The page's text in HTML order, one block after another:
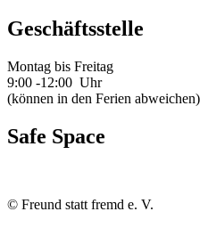
Geschäftsstelle
Montag bis Freitag
9:00 -12:00 Uhr
(können in den Ferien abweichen)
Safe Space
© Freund statt fremd e. V.